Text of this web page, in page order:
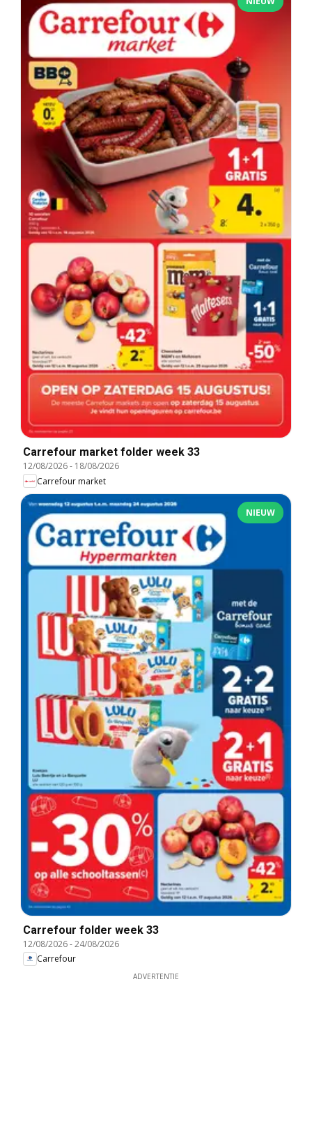
Carrefour market folder week 33
12/08/2026- 18/08/2026
Carrefour market
NIEUW
Carrefour folder week 33
12/08/2026-24/08/2026
Carrefour
ADVERTENTIE